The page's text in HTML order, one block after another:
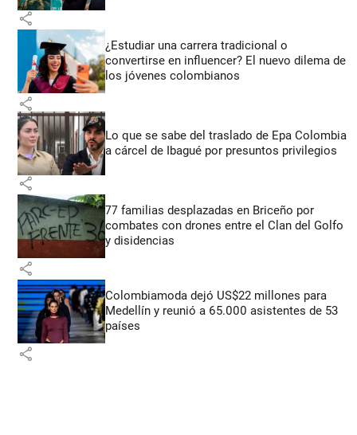
share
¿Estudiar una carrera tradicional o
convertirse en influencer? El nuevo dilema de
los jóvenes colombianos
share
Lo que se sabe del traslado de Epa Colombia
a cárcel de Ibagué por presuntos privilegios
share
77 familias desplazadas en Briceño por
combates con drones entre el Clan del Golfo
y disidencias
share
Colombiamoda dejó US$22 millones para
Medellín y reunió a 65.000 asistentes de 53
países
share